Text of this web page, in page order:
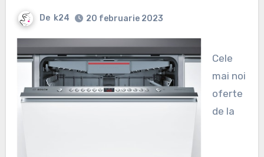
De k24 20 februarie 2023
Cele
mai noi
oferte
de la